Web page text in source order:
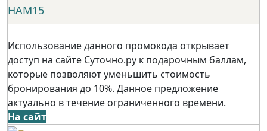
НАМ15
Использование данного промокода открывает
доступ на сайте Суточно.ру к подарочным баллам,
которые позволяют уменьшить стоимость
бронирования до 10%. Данное предложение
актуально в течение ограниченного времени.
На сайт